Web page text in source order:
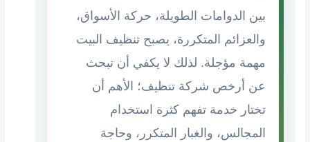
بين الدوامات الطويلة، حركة الأسواق،
والعزائم المتكررة، يصبح تنظيف البيت
مهمة مؤجلة. لذلك لا يكفي أن تبحث
عن أرخص شركة تنظيف؛ الأهم أن
تختار خدمة تفهم كثرة استخدام
المجالس، والغبار المتكرر، وحاجة